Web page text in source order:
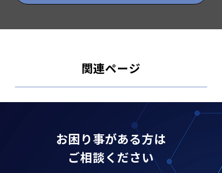
関連ページ
お困り事がある方は
ご相談ください